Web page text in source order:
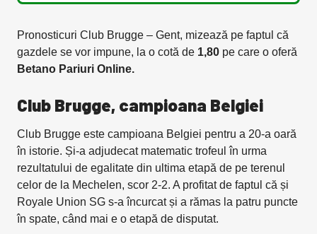
Pronosticuri Club Brugge – Gent, mizează pe faptul că
gazdele se vor impune, la o cotă de 1,80 pe care o oferă
Betano Pariuri Online.
Club Brugge, campioana Belgiei
Club Brugge este campioana Belgiei pentru a 20-a oară
în istorie. Și-a adjudecat matematic trofeul în urma
rezultatului de egalitate din ultima etapă de pe terenul
celor de la Mechelen, scor 2-2. A profitat de faptul că și
Royale Union SG s-a încurcat și a rămas la patru puncte
în spate, când mai e o etapă de disputat.